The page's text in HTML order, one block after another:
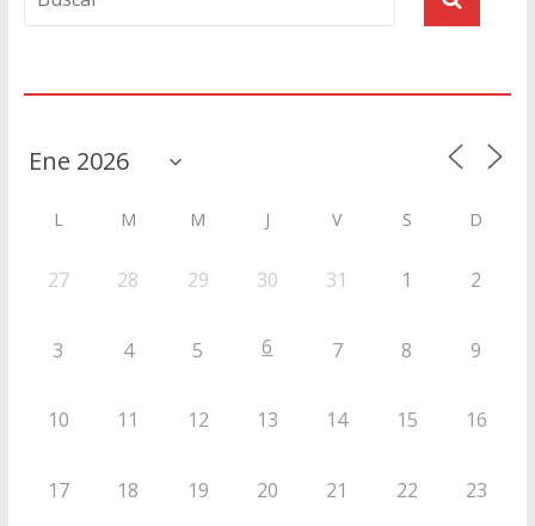
L M M J V S D
27 28 29 30 31 1 2
3 4 5 6 7 8 9
10 11 12 13 14 15 16
17 18 19 20 21 22 23